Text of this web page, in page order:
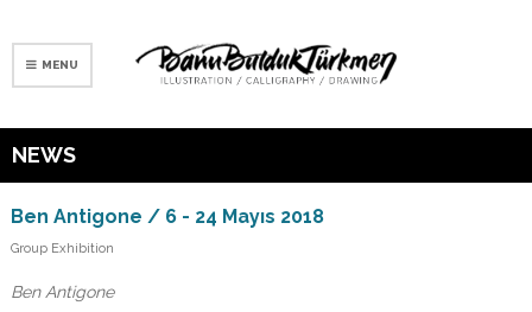
MENU
NEWS
Ben Antigone / 6 - 24 Mayıs 2018
Group Exhibition
Ben Antigone